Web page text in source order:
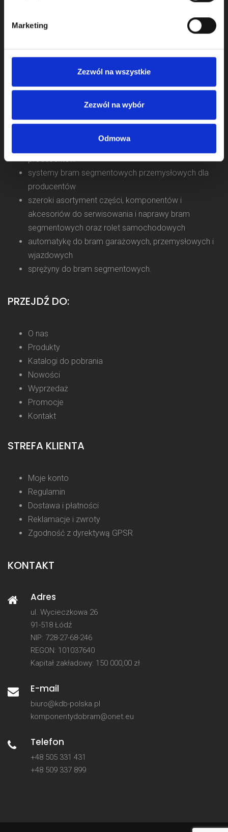
Marketing
Zezwól na wszystkie
Zezwól na wybór
Odmowa
Zajmujemy się sprzedażą komponentów do bram od 2009
roku, a jako firma Komponenty Do Bram działamy na rynku
Naszym klientom oferujemy:
producentów
systemy bram segmentowych przemysłowych dla
producentów
szeroki asortyment części, komponentów i
akcesoriów do serwisowania i naprawy bram
segmentowych oraz rolet samochodowych
automatykę do bram garażowych, przemysłowych i
wjazdowych
sprężyny do bram segmentowych.
PRZEJDŹ DO:
O nas
Produkty
Katalogi do pobrania
Nowości
Wyprzedaż
Promocje
Kontakt
STREFA KLIENTA
Moje konto
Regulamin
Dostawa i płatności
Reklamacje i zwroty
Zgodność z dyrektywą GPSR
KONTAKT
Adres
ul. Wycieczkowa 26
91-518 Łódź
NIP: 728-27-68-246
REGON: 101037640
Kapitał zakładowy: 150 000,00 zł
E-mail
biuro@kdb-polska.pl
komponentydobram@onet.eu
Telefon
+48 505 331 431
+48 509 337 899